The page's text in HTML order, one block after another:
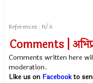
References : N/A
Comments |
Comments written here
moderation.
Like us on Facebookto